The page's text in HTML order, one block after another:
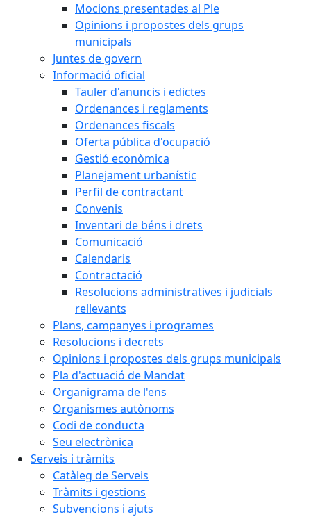
Mocions presentades al Ple
Opinions i propostes dels grups
municipals
Juntes de govern
Informació oficial
Tauler d'anuncis i edictes
Ordenances i reglaments
Ordenances fiscals
Oferta pública d'ocupació
Gestió econòmica
Planejament urbanístic
Perfil de contractant
Convenis
Inventari de béns i drets
Comunicació
Calendaris
Contractació
Resolucions administratives i judicials
rellevants
Plans, campanyes i programes
Resolucions i decrets
Opinions i propostes dels grups municipals
Pla d'actuació de Mandat
Organigrama de l'ens
Organismes autònoms
Codi de conducta
Seu electrònica
Serveis i tràmits
Catàleg de Serveis
Tràmits i gestions
Subvencions i ajuts